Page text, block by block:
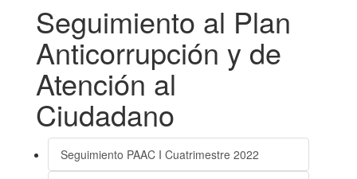
Seguimiento al Plan
Anticorrupción y de
Atención al
Ciudadano
Seguimiento PAAC I Cuatrimestre 2022